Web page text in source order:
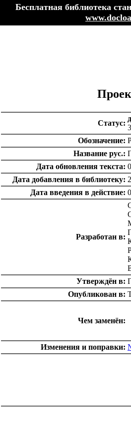
Бесплатная библиотека
Статус:
Обозначение:
Название рус.:
Дата обновления текста:
Дата добавления в библиотеку:
Дата введения в действие:
Разработан в:
Утверждён в:
Опубликован в:
Чем заменён:
Изменения и поправки: